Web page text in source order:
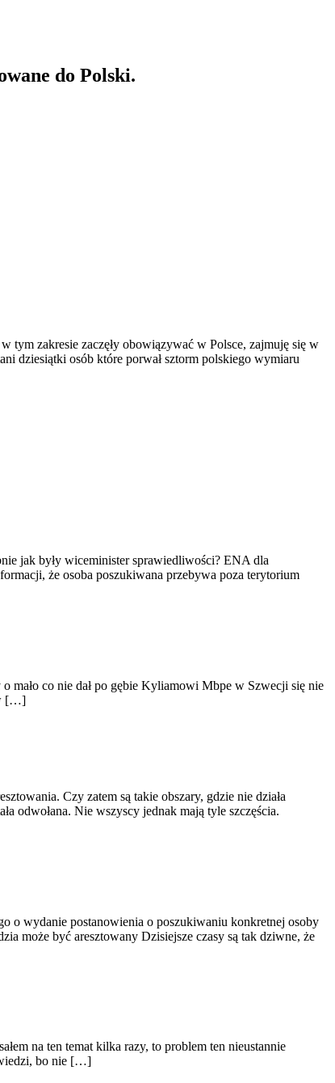
do Polski.
tym zakresie zaczęły obowiązywać w Polsce, zajmuję się w
dziesiątki osób które porwał sztorm polskiego wymiaru
jak były wiceminister sprawiedliwości? ENA dla
że osoba poszukiwana przebywa poza terytorium
mało co nie dał po gębie Kyliamowi Mbpe w Szwecji się nie
[…]
Czy zatem są takie obszary, gdzie nie działa
odwołana. Nie wszyscy jednak mają tyle szczęścia.
o wydanie postanowienia o poszukiwaniu konkretnej osoby
może być aresztowany Dzisiejsze czasy są tak dziwne, że
na ten temat kilka razy, to problem ten nieustannie
bo nie […]